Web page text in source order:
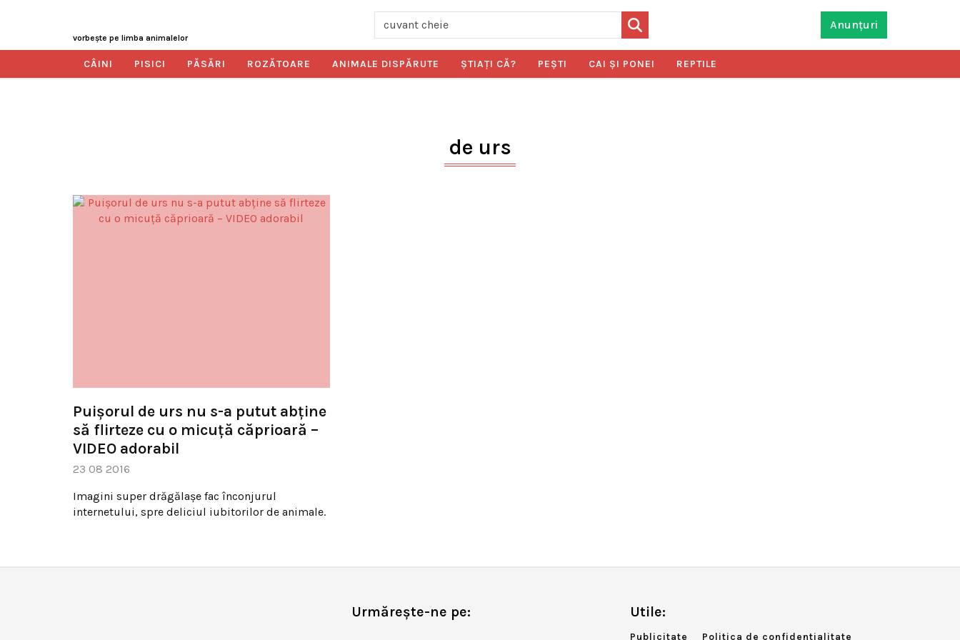
vorbeşte pe limba animalelor
Anunțuri
CÂINI PISICI PĂSĂRI ROZĂTOARE ANIMALE DISPĂRUTE ŞTIAŢI CĂ? PEŞTI CAI ŞI PONEI REPTILE
de urs
Puișorul de urs nu s-a putut abține
să flirteze cu o micuță căprioară –
VIDEO adorabil
23 08 2016
Imagini super drăgălaşe fac înconjurul
internetului, spre deliciul iubitorilor de animale.
Urmărește-ne pe: Utile:
Publicitate Politica de confidentialitate